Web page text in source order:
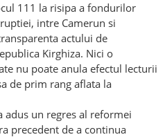
111 la risipa a fondurilor
intre Camerun si
actului de
Kirghiza. Nici o
nu poate anula efectul lecturii
de prim rang aflata la
adus un regres al reformei
precedent de a continua